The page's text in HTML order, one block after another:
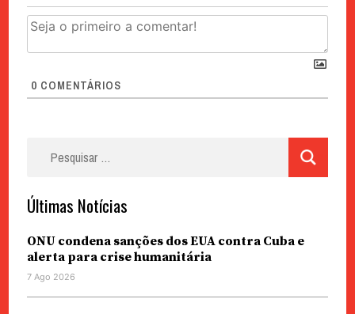
0 COMENTÁRIOS
Últimas Notícias
ONU condena sanções dos EUA contra Cuba e
alerta para crise humanitária
7 Ago 2026